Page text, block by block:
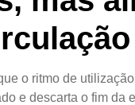
o ritmo de
e descarta o fim da